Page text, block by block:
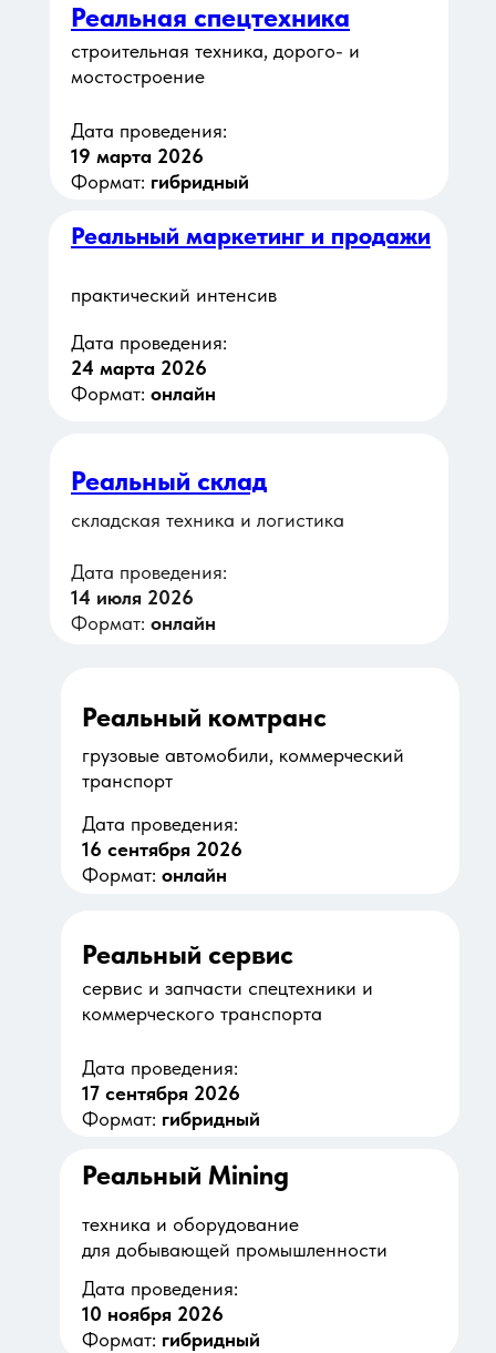
складская техника и логистика
Реальный склад
Дата проведения:
14 июля 2026
Формат: онлайн
практический интенсив
Дата проведения:
24 марта 2026
Формат: онлайн
Реальный маркетинг и продажи
Реальная спецтехника
строительная техника, дорого- и
мостостроение
Дата проведения:
19 марта 2026
Формат: гибридный
грузовые автомобили, коммерческий
транспорт
Реальный комтранс
Дата проведения:
16 сентября 2026
Формат: онлайн
техника и оборудование
для добывающей промышленности
Дата проведения:
10 ноября 2026
Формат: гибридный
Реальный Mining
Реальный сервис
сервис и запчасти спецтехники и
коммерческого транспорта
Дата проведения:
17 сентября 2026
Формат: гибридный